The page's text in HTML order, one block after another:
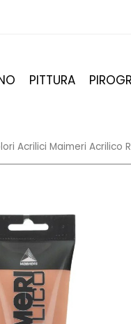
PITTURA
Acrilici Maimeri Acrilico